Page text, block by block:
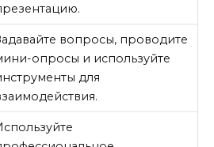
вопросы, проводите
опросы и используйте
для